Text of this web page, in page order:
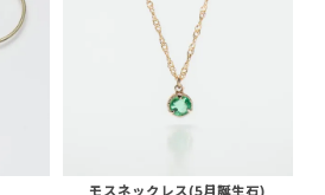
モスネックレス(5月誕生石)